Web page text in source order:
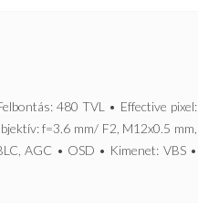
480 TVL • Effective pixel:
f=3.6 mm/ F2, M12x0.5 mm,
AGC • OSD • Kimenet: VBS •